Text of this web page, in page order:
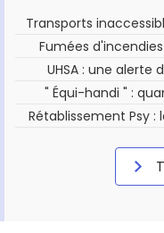
Transports
Fumées
UHSA : une alerte
" Équi-handi " :
Rétablissement Psy